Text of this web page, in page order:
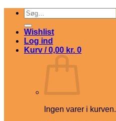
Fortsæt
indhold
Søg
efter:
Wishlist
Log ind
Kurv /0,00 kr. 0
Ingen varer i kurven.